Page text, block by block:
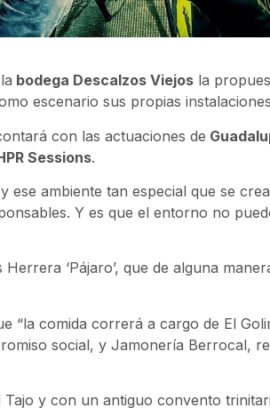
bodega Descalzos Viejos la
escenario sus propias
con las actuaciones de
Sessions.
ambiente tan especial que se
Y es que el entorno no
‘Pájaro’, que de alguna
“la comida correrá a cargo de El
social, y Jamonería Berrocal,
y con un antiguo convento